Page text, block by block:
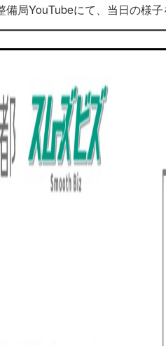
備局YouTubeにて、当日の様